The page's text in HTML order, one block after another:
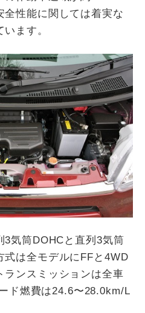
全性能に関しては着実な
ます。
3気筒DOHCと直列3気筒
式は全モデルにFFと4WD
ランスミッションは全車
ド燃費は24.6〜28.0km/L